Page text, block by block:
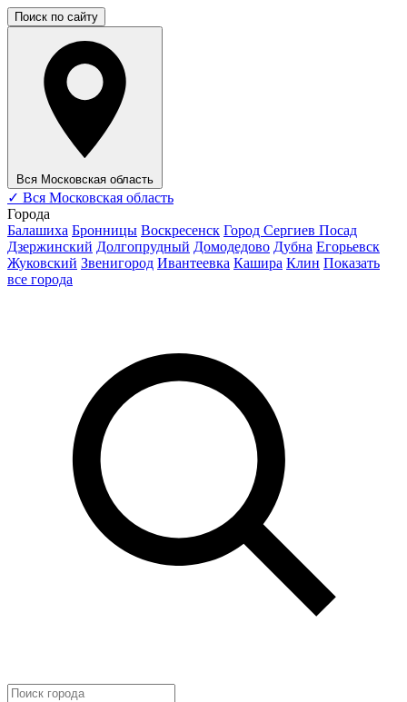
Поиск по сайту
Вся Московская область
✓ Вся Московская область
Города
Балашиха Бронницы Воскресенск Город Сергиев Посад
Дзержинский Долгопрудный Домодедово Дубна Егорьевск
Жуковский Звенигород Ивантеевка Кашира Клин Показать
все города